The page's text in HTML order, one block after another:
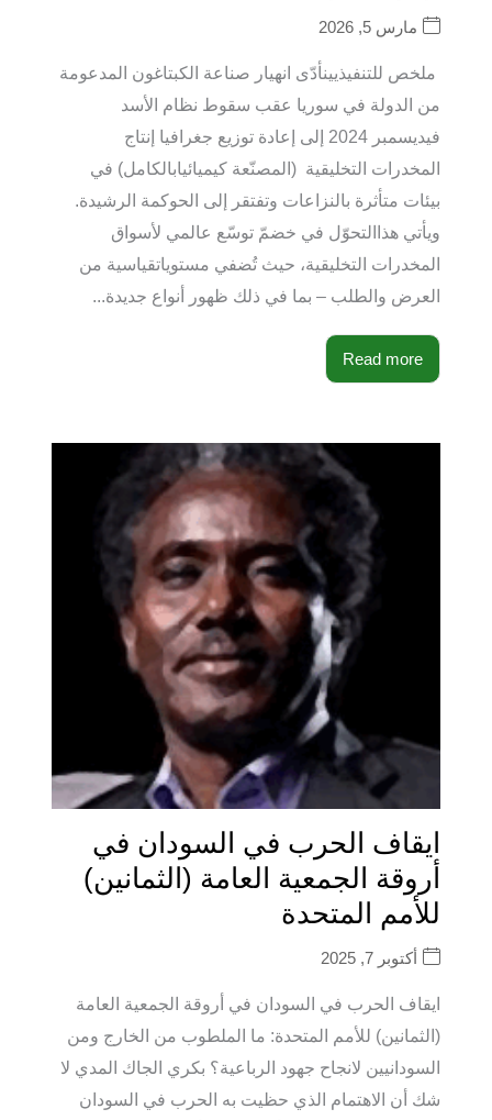
مارس 5, 2026
ملخص للتنفيذيينأدّى انهيار صناعة الكبتاغون المدعومة
من الدولة في سوريا عقب سقوط نظام الأسد
فيديسمبر 2024 إلى إعادة توزيع جغرافيا إنتاج
المخدرات التخليقية (المصنّعة كيميائيابالكامل) في
بيئات متأثرة بالنزاعات وتفتقر إلى الحوكمة الرشيدة.
ويأتي هذاالتحوّل في خضمّ توسّع عالمي لأسواق
المخدرات التخليقية، حيث تُضفي مستوياتقياسية من
العرض والطلب – بما في ذلك ظهور أنواع جديدة...
Read more
ايقاف الحرب في السودان في
أروقة الجمعية العامة (الثمانين)
للأمم المتحدة
أكتوبر 7, 2025
ايقاف الحرب في السودان في أروقة الجمعية العامة
(الثمانين) للأمم المتحدة: ما الملطوب من الخارج ومن
السودانيين لانجاح جهود الرباعية؟ بكري الجاك المدي لا
شك أن الاهتمام الذي حظيت به الحرب في السودان